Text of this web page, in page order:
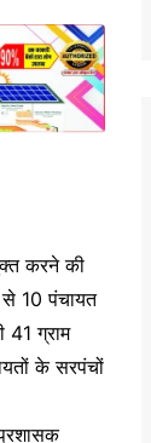
करने की
से 10 पंचायत
41 ग्राम
के सरपंचों